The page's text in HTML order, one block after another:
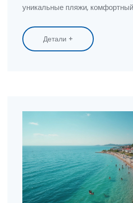
уникальные пляжи,
Черное море, зарубежный отдых
перелетом и малознакомые
Детали +